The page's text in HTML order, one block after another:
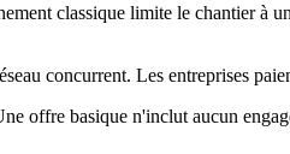
classique limite le chantier à
concurrent. Les entreprises
basique n'inclut aucun